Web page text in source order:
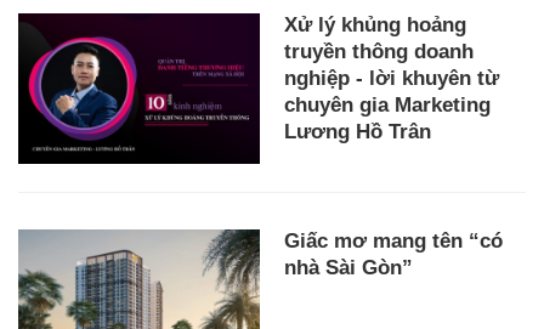
Xử lý khủng hoảng
truyền thông doanh
nghiệp - lời khuyên từ
chuyên gia Marketing
Lương Hồ Trân
Giấc mơ mang tên “có
nhà Sài Gòn”